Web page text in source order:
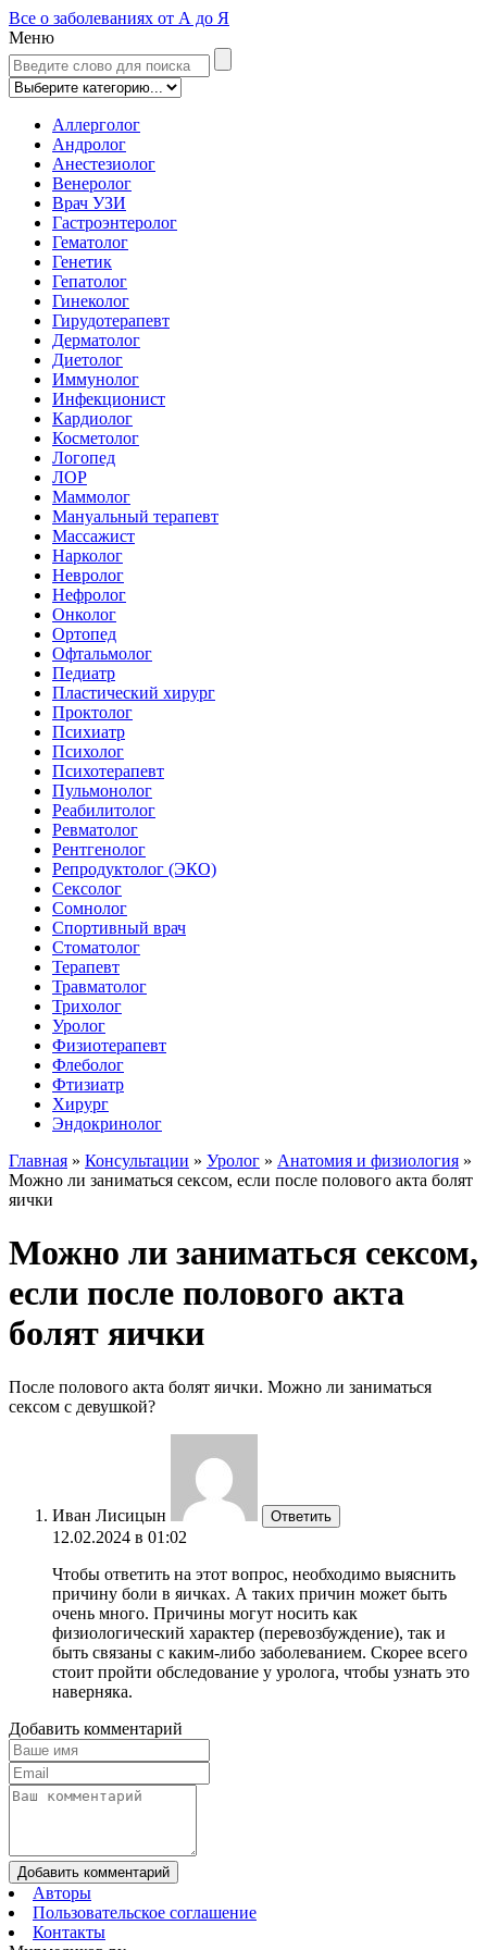
Все о заболеваниях от А до Я
Меню
Аллерголог
Андролог
Анестезиолог
Венеролог
Врач УЗИ
Гастроэнтеролог
Гематолог
Генетик
Гепатолог
Гинеколог
Гирудотерапевт
Дерматолог
Диетолог
Иммунолог
Инфекционист
Кардиолог
Косметолог
Логопед
ЛОР
Маммолог
Мануальный терапевт
Массажист
Нарколог
Невролог
Нефролог
Онколог
Ортопед
Офтальмолог
Педиатр
Пластический хирург
Проктолог
Психиатр
Психолог
Психотерапевт
Пульмонолог
Реабилитолог
Ревматолог
Рентгенолог
Репродуктолог (ЭКО)
Сексолог
Сомнолог
Спортивный врач
Стоматолог
Терапевт
Травматолог
Трихолог
Уролог
Физиотерапевт
Флеболог
Фтизиатр
Хирург
Эндокринолог
Главная » Консультации » Уролог » Анатомия и физиология »
Можно ли заниматься сексом, если после полового акта болят
яички
Можно ли заниматься сексом,
если после полового акта
болят яички
После полового акта болят яички. Можно ли заниматься
сексом с девушкой?
Иван Лисицын Ответить
12.02.2024 в 01:02
Чтобы ответить на этот вопрос, необходимо выяснить
причину боли в яичках. А таких причин может быть
очень много. Причины могут носить как
физиологический характер (перевозбуждение), так и
быть связаны с каким-либо заболеванием. Скорее всего
стоит пройти обследование у уролога, чтобы узнать это
наверняка.
Добавить комментарий
Добавить комментарий
Авторы
Пользовательское соглашение
Контакты